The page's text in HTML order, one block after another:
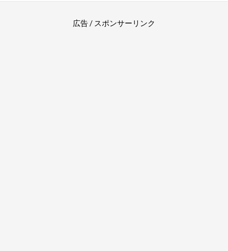
広告 / スポンサーリンク